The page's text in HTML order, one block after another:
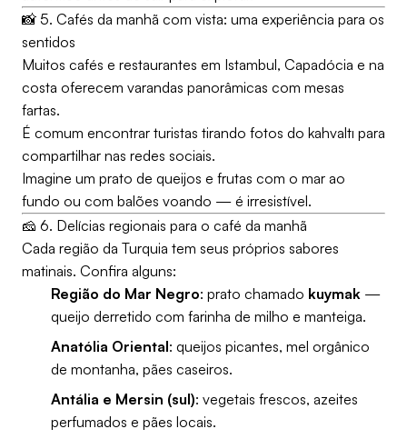
📸 5. Cafés da manhã com vista: uma experiência para os
sentidos
Muitos cafés e restaurantes em Istambul, Capadócia e na
costa oferecem varandas panorâmicas com mesas
fartas.
É comum encontrar turistas tirando fotos do kahvaltı para
compartilhar nas redes sociais.
Imagine um prato de queijos e frutas com o mar ao
fundo ou com balões voando — é irresistível.
🧀 6. Delícias regionais para o café da manhã
Cada região da Turquia tem seus próprios sabores
matinais. Confira alguns:
Região do Mar Negro: prato chamado kuymak —
queijo derretido com farinha de milho e manteiga.
Anatólia Oriental: queijos picantes, mel orgânico
de montanha, pães caseiros.
Antália e Mersin (sul): vegetais frescos, azeites
perfumados e pães locais.